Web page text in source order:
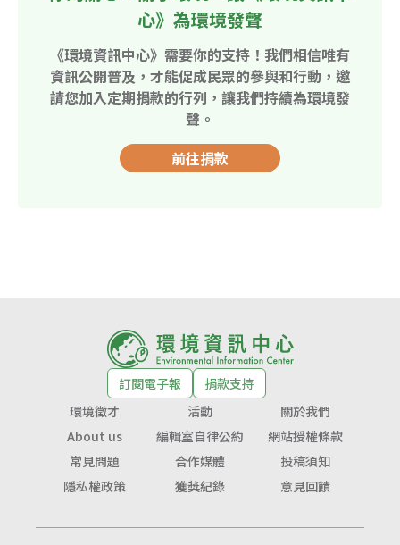
心》為環境發聲
《環境資訊中心》需要你的支持！我們相信唯有
資訊公開普及，才能促成民眾的參與和行動，邀
請您加入定期捐款的行列，讓我們持續為環境發
聲。
前往捐款
訂閱電子報
捐款支持
環境徵才
活動
關於我們
About us
編輯室自律公約
網站授權條款
常見問題
合作媒體
投稿須知
隱私權政策
獲獎紀錄 意見回饋